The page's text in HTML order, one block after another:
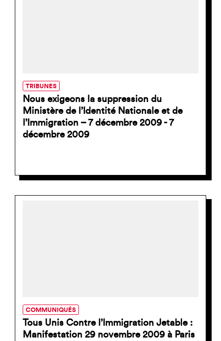
TRIBUNES
Nous exigeons la suppression du
Ministère de l’Identité Nationale et de
l’Immigration – 7 décembre 2009 - 7
décembre 2009
COMMUNIQUÉS
Tous Unis Contre l’Immigration Jetable :
Manifestation 29 novembre 2009 à Paris